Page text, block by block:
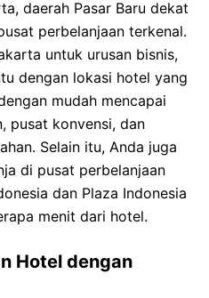
daerah Pasar Baru dekat
perbelanjaan terkenal.
untuk urusan bisnis,
dengan lokasi hotel yang
mudah mencapai
pusat konvensi, dan
Selain itu, Anda juga
di pusat perbelanjaan
dan Plaza Indonesia
menit dari hotel.
Hotel dengan